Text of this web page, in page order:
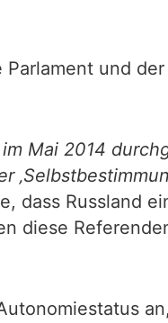
und
Mai 2014
dass Russland
diese